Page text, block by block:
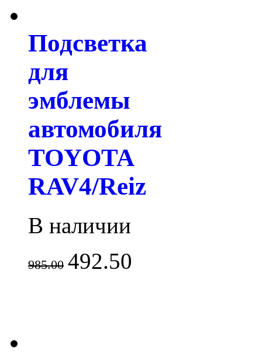
Подсветка
для
эмблемы
автомобиля
TOYOTA
RAV4/Reiz
В наличии
985.00 492.50